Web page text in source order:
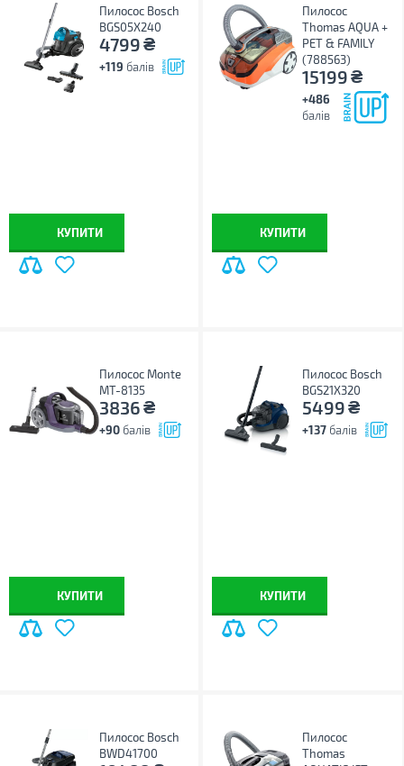
Пилосос Bosch
BGS05X240
4799₴
+119 балів
КУПИТИ
Пилосос
Thomas AQUA +
PET & FAMILY
(788563)
15199₴
+486
балів
КУПИТИ
Пилосос Monte
MT-8135
3836₴
+90 балів
КУПИТИ
Пилосос Bosch
BGS21X320
5499₴
+137 балів
КУПИТИ
Пилосос Bosch
BWD41700
Пилосос
Thomas